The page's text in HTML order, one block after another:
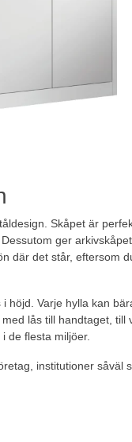
Skåpet är
ger
där det står, eftersom
höjd. Varje hylla kan
lås till handtaget, till
de flesta miljöer.
institutioner såväl